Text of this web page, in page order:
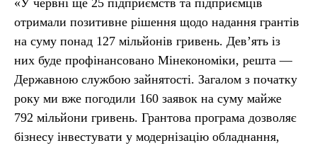
«У червні ще 25 підприємств та підприємців
отримали позитивне рішення щодо надання грантів
на суму понад 127 мільйонів гривень. Дев’ять із
них буде профінансовано Мінекономіки, решта —
Державною службою зайнятості. Загалом з початку
року ми вже погодили 160 заявок на суму майже
792 мільйони гривень. Грантова програма дозволяє
бізнесу інвестувати у модернізацію обладнання,